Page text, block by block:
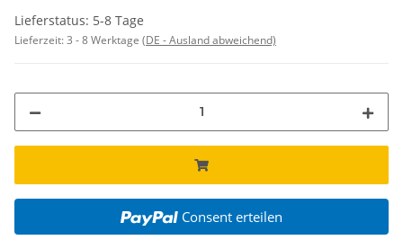
Lieferstatus: 5-8 Tage
Lieferzeit:3 - 8 Werktage (DE - Ausland abweichend)
Consent erteilen